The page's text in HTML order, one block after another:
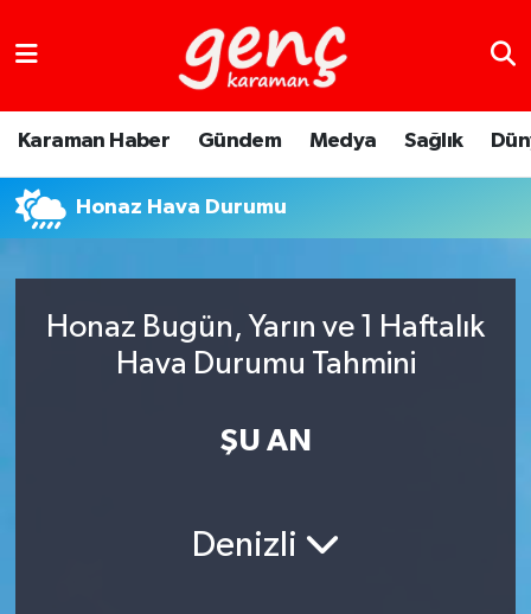
Karaman Haber Gündem Medya Sağlık
Honaz Hava Durumu
Honaz Bugün, Yarın ve 1 Haftalık
Hava Durumu Tahmini
ŞU AN
Denizli